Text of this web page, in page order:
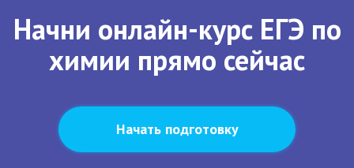
Начни онлайн-курс ЕГЭ по
химии прямо сейчас
Начать подготовку